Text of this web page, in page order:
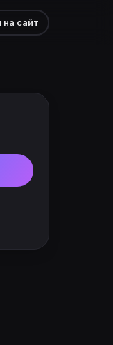
на сайт